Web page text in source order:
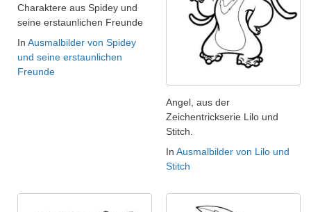
Charaktere aus Spidey und
seine erstaunlichen Freunde
In Ausmalbilder von Spidey
und seine erstaunlichen
Freunde
Angel, aus der
Zeichentrickserie Lilo und
Stitch.
In Ausmalbilder von Lilo und
Stitch